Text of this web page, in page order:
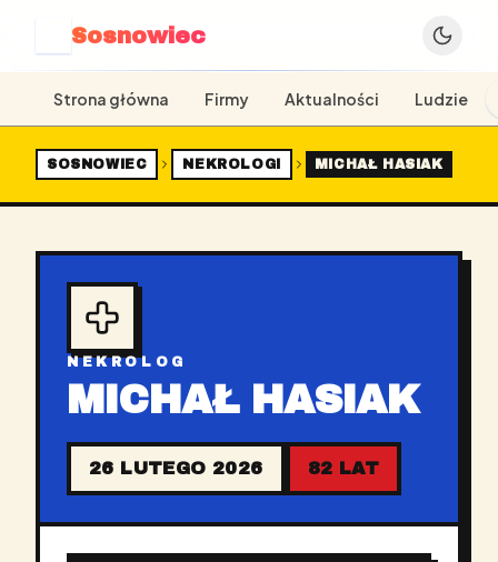
Sosnowiec
Strona główna Firmy Aktualności Ludzie
SOSNOWIEC NEKROLOGI MICHAŁ HASIAK
NEKROLOG
MICHAŁ HASIAK
26 LUTEGO 2026 82 LAT